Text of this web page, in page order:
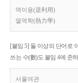
역이용(逆利用)
열역학(熱力學)
[붙임 5] 둘 이상의 단어로
쓰는 수(數)도 붙임 4에 준
서울여관